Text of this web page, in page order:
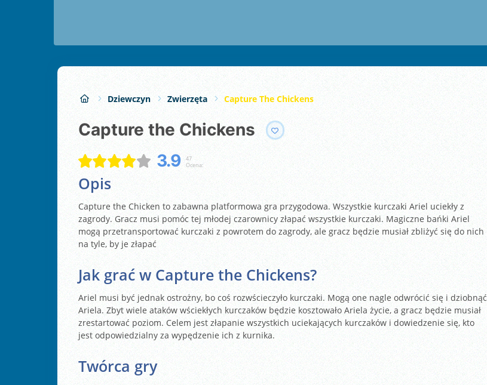
Dziewczyn Zwierzęta Capture The Chickens
Capture the Chickens
3.9
47
Ocena:
Opis
Capture the Chicken to zabawna platformowa gra przygodowa. Wszystkie kurczaki Ariel uciekły z
zagrody. Gracz musi pomóc tej młodej czarownicy złapać wszystkie kurczaki. Magiczne bańki Ariel
mogą przetransportować kurczaki z powrotem do zagrody, ale gracz będzie musiał zbliżyć się do nich
na tyle, by je złapać
Jak grać w Capture the Chickens?
Ariel musi być jednak ostrożny, bo coś rozwścieczyło kurczaki. Mogą one nagle odwrócić się i dziobnąć
Ariela. Zbyt wiele ataków wściekłych kurczaków będzie kosztowało Ariela życie, a gracz będzie musiał
zrestartować poziom. Celem jest złapanie wszystkich uciekających kurczaków i dowiedzenie się, kto
jest odpowiedzialny za wypędzenie ich z kurnika.
Twórca gry